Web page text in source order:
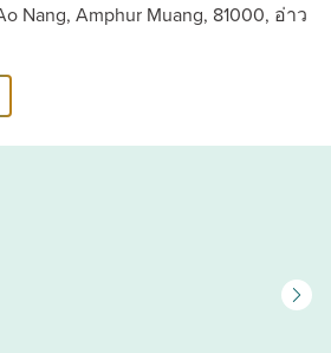
Nang, Amphur Muang, 81000, อ่าว